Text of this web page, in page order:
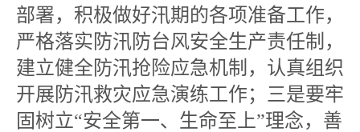
部署，积极做好汛期的各项准备工作，
严格落实防汛防台风安全生产责任制，
建立健全防汛抢险应急机制，认真组织
开展防汛救灾应急演练工作；三是要牢
固树立“安全第一、生命至上”理念，善